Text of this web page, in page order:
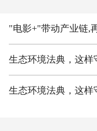
"电影+"带动产业链,
生态环境法典，这样
生态环境法典，这样